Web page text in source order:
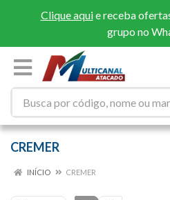
Clique aquie receba
grupo no
CREMER
INÍCIO CREMER